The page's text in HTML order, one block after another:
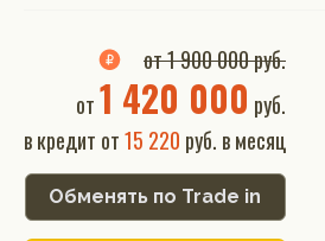
от 1 900 000 руб.
от1 420 000 руб.
в кредит от15 220 руб. в месяц
Обменять по Trade in